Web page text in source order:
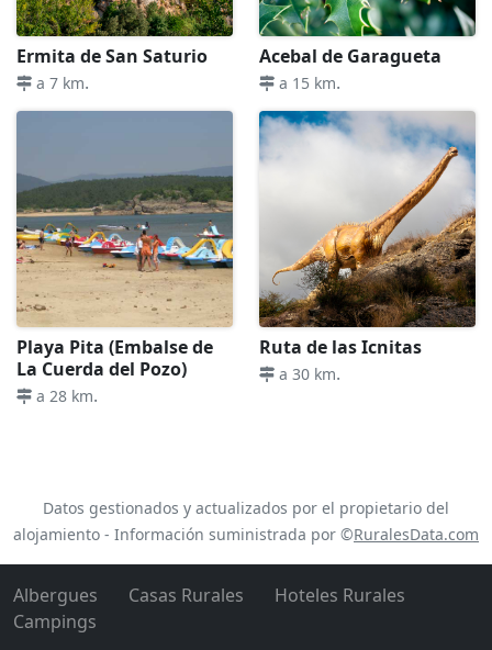
Ermita de San Saturio
a 7 km.
Acebal de Garagueta
a 15 km.
Playa Pita (Embalse de
La Cuerda del Pozo)
a 28 km.
Ruta de las Icnitas
a 30 km.
Datos gestionados y actualizados por el propietario del
alojamiento - Información suministrada por ©RuralesData.com
Albergues Casas Rurales
Hoteles Rurales
Campings